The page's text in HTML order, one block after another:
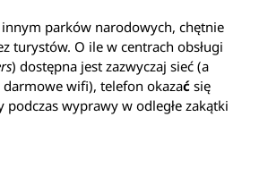
parków narodowych, chętnie
turystów. O ile w centrach obsługi
) dostępna jest zazwyczaj sieć (a
darmowe wifi), telefon okazać się
podczas wyprawy w odległe zakątki